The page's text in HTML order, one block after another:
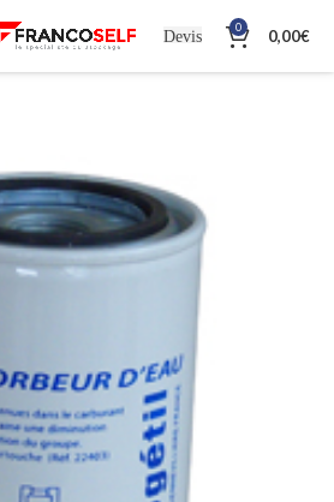
Devis 0 0,00€